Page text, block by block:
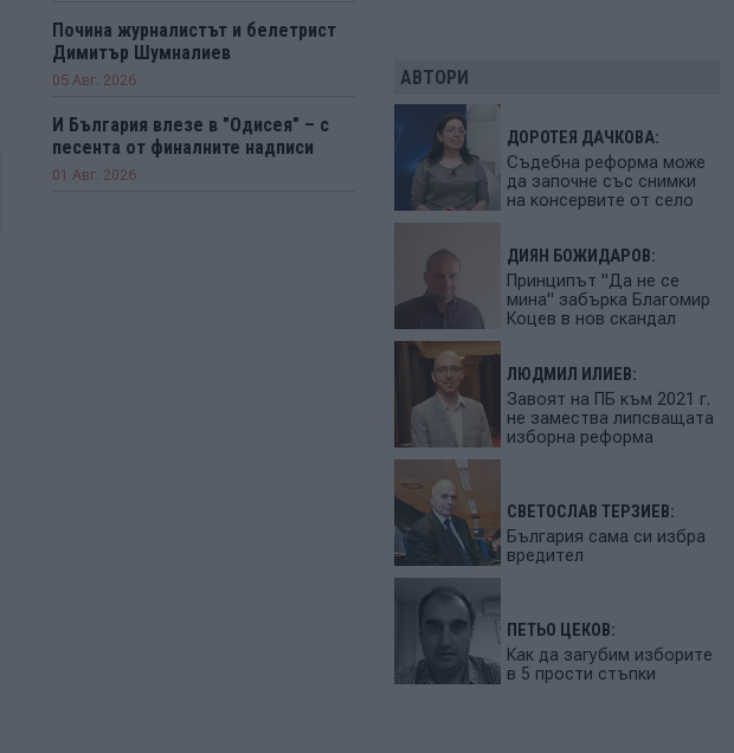
Почина журналистът и белетрист
Димитър Шумналиев
05 Авг. 2026
И България влезе в "Одисея" – с
песента от финалните надписи
01 Авг. 2026
АВТОРИ
ДОРОТЕЯ ДАЧКОВА:
Съдебна реформа може
да започне със снимки
на консервите от село
ДИЯН БОЖИДАРОВ:
Принципът "Да не се
мина" забърка Благомир
Коцев в нов скандал
ЛЮДМИЛ ИЛИЕВ:
Завоят на ПБ към 2021 г.
не замества липсващата
изборна реформа
СВЕТОСЛАВ ТЕРЗИЕВ:
България сама си избра
вредител
ПЕТЬО ЦЕКОВ:
Как да загубим изборите
в 5 прости стъпки